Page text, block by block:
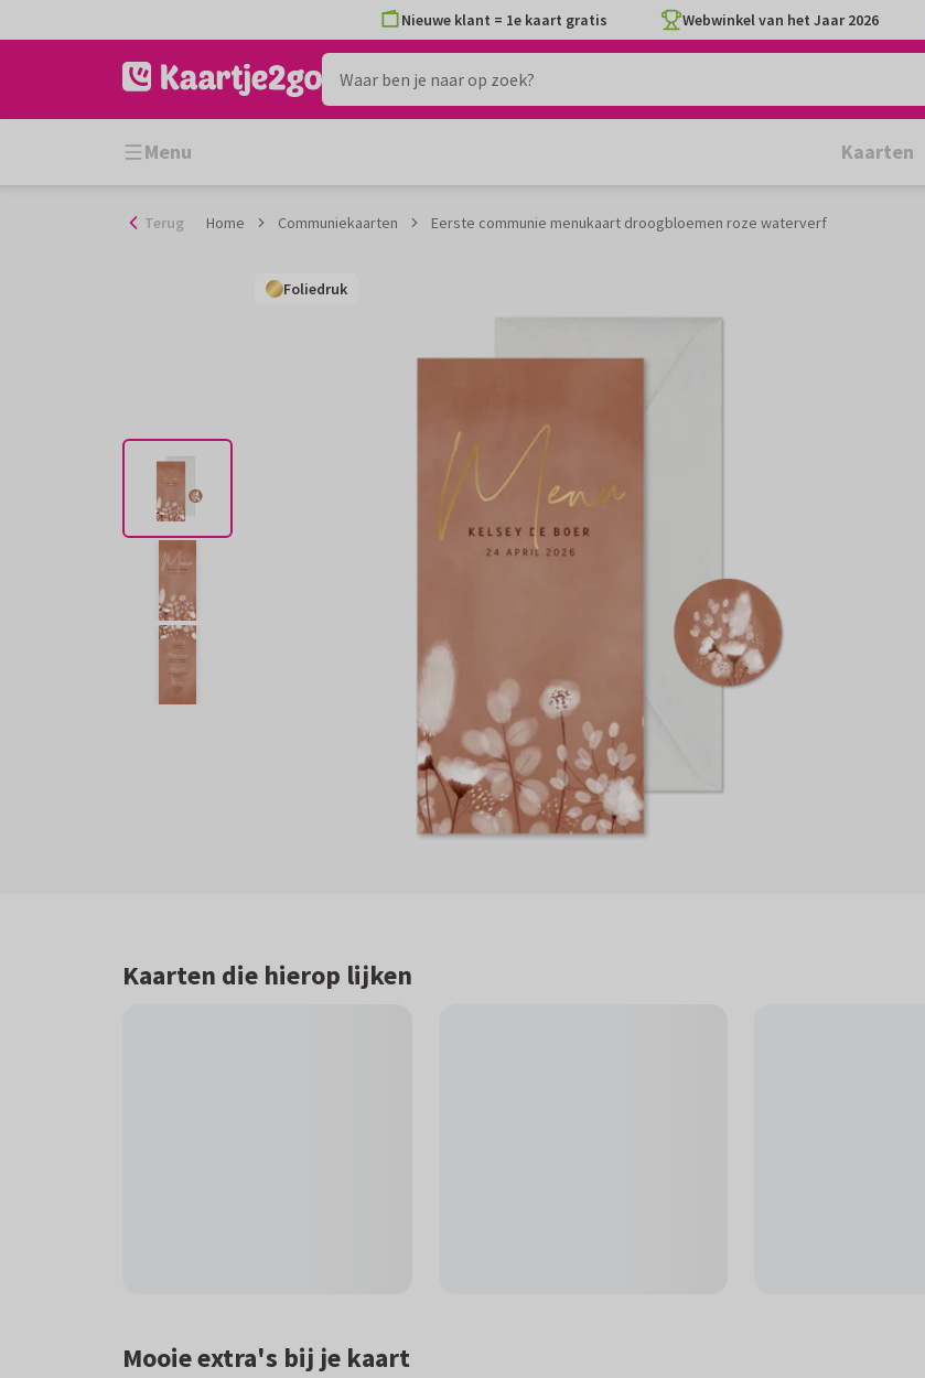
naar
Nieuwe klant = 1e kaart gratis Webwinkel van het Jaar 2026
Menu Kaarten
Terug Home Communiekaarten Eerste communie menukaart droogbloemen roze waterverf
Foliedruk
Foliedruk
Foliedruk
Kaarten die hierop lijken
Mooie extra's bij je kaart